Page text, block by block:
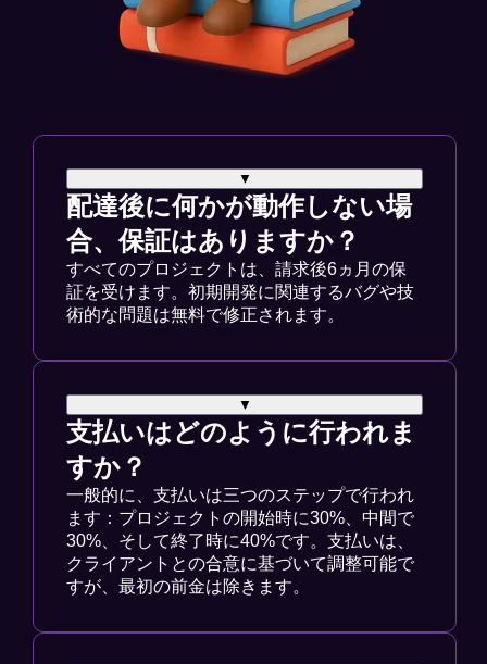
▼
配達後に何かが動作しない場
合、保証はありますか？
すべてのプロジェクトは、請求後6ヵ月の保
証を受けます。初期開発に関連するバグや技
術的な問題は無料で修正されます。
▼
支払いはどのように行われま
すか？
一般的に、支払いは三つのステップで行われ
ます：プロジェクトの開始時に30%、中間で
30%、そして終了時に40%です。支払いは、
クライアントとの合意に基づいて調整可能で
すが、最初の前金は除きます。